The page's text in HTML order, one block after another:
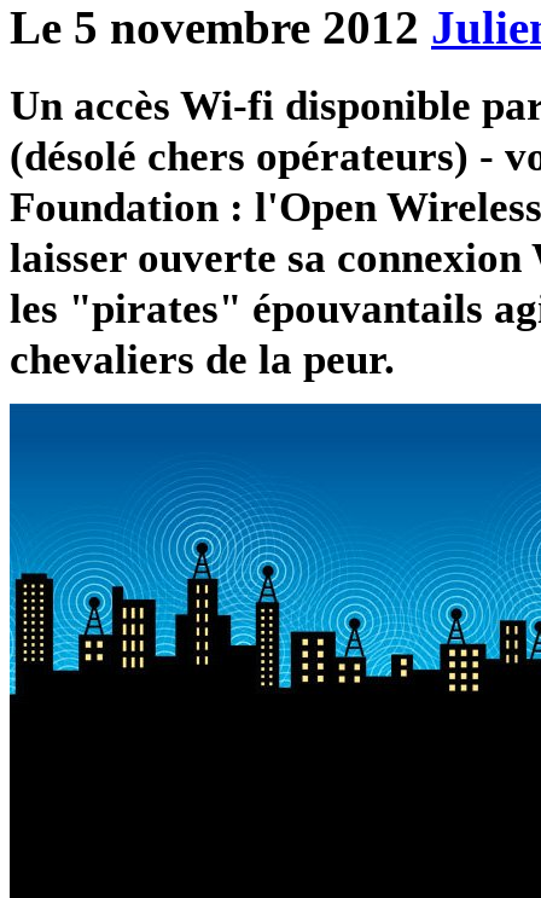
Le 5 novembre 2012
Un accès Wi-fi disponible
(désolé chers opérateurs) -
Foundation : l'Open
laisser ouverte sa
les "pirates" épouvantails
chevaliers de la peur.